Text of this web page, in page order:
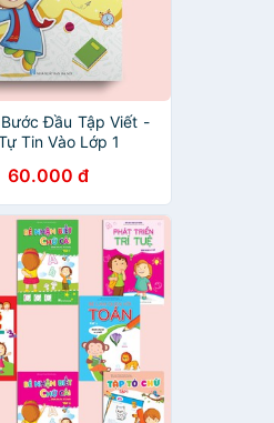
Đầu Tập Viết -
Tin Vào Lớp 1
60.000 đ